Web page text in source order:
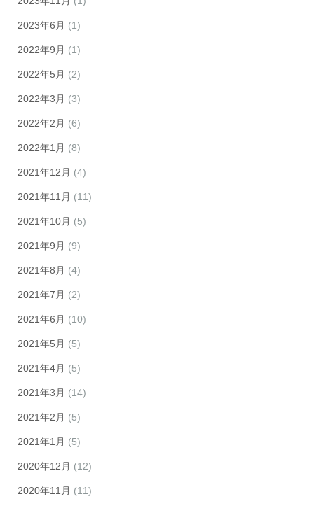
2023年6月 (1)
2022年9月 (1)
2022年5月 (2)
2022年3月 (3)
2022年2月 (6)
2022年1月 (8)
2021年12月 (4)
2021年11月 (11)
2021年10月 (5)
2021年9月 (9)
2021年8月 (4)
2021年7月 (2)
2021年6月 (10)
2021年5月 (5)
2021年4月 (5)
2021年3月 (14)
2021年2月 (5)
2021年1月 (5)
2020年12月 (12)
2020年11月 (11)